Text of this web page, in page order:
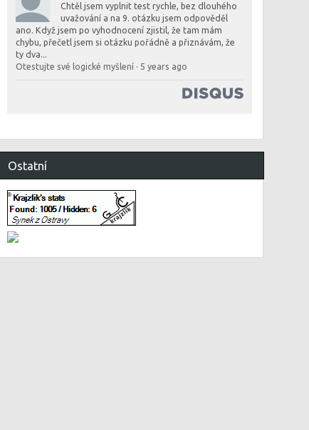
Chtěl jsem vyplnit test rychle, bez dlouhého
uvažování a na 9. otázku jsem odpověděl
ano. Když jsem po vyhodnocení zjistil, že tam mám
chybu, přečetl jsem si otázku pořádně a přiznávám, že
ty dva...
Otestujte své logické myšlení· 5 years ago
Ostatní